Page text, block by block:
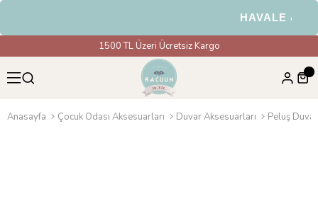
HAVALE &
1500 TL Üzeri Ücretsiz Kargo
Anasayfa Çocuk Odası Aksesuarları Duvar Aksesuarları Peluş